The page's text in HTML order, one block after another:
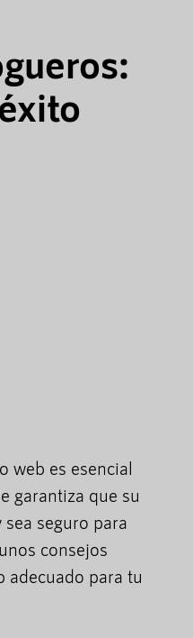
web es esencial
garantiza que su
seguro para
consejos
adecuado para tu